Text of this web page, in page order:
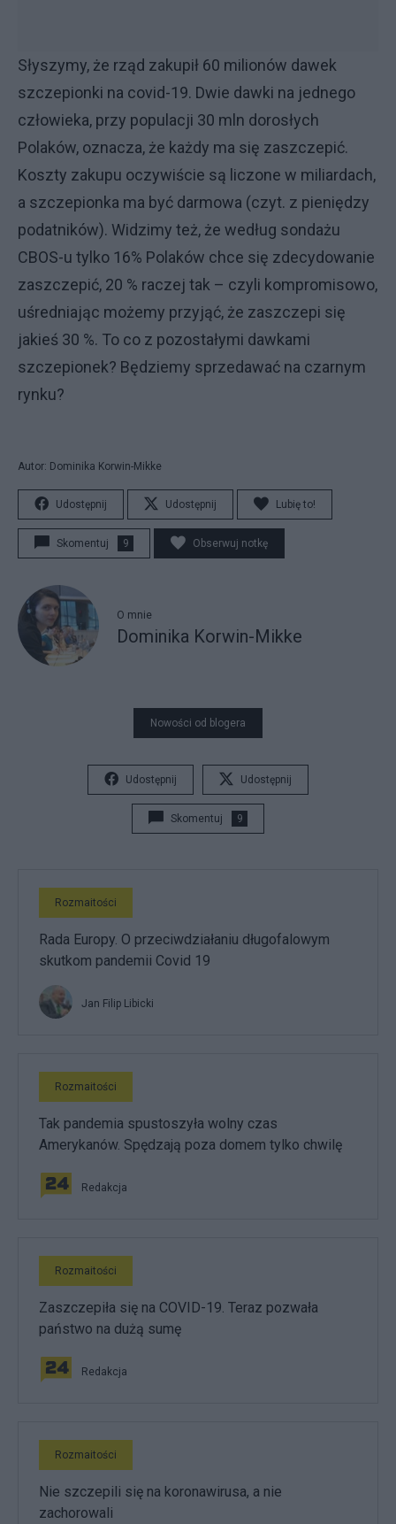
Słyszymy, że rząd zakupił 60 milionów dawek
szczepionki na covid-19. Dwie dawki na jednego
człowieka, przy populacji 30 mln dorosłych
Polaków, oznacza, że każdy ma się zaszczepić.
Koszty zakupu oczywiście są liczone w miliardach,
a szczepionka ma być darmowa (czyt. z pieniędzy
podatników). Widzimy też, że według sondażu
CBOS-u tylko 16% Polaków chce się zdecydowanie
zaszczepić, 20 % raczej tak – czyli kompromisowo,
uśredniając możemy przyjąć, że zaszczepi się
jakieś 30 %. To co z pozostałymi dawkami
szczepionek? Będziemy sprzedawać na czarnym
rynku?
Autor: Dominika Korwin-Mikke
Udostępnij Udostępnij Lubię to!
Skomentuj 9 Obserwuj notkę
O mnie
Dominika Korwin-Mikke
Nowości od blogera
Udostępnij Udostępnij
Skomentuj 9
Rozmaitości
Rada Europy. O przeciwdziałaniu długofalowym
skutkom pandemii Covid 19
Jan Filip Libicki
Rozmaitości
Tak pandemia spustoszyła wolny czas
Amerykanów. Spędzają poza domem tylko chwilę
Redakcja
Rozmaitości
Zaszczepiła się na COVID-19. Teraz pozwała
państwo na dużą sumę
Redakcja
Rozmaitości
Nie szczepili się na koronawirusa, a nie
zachorowali